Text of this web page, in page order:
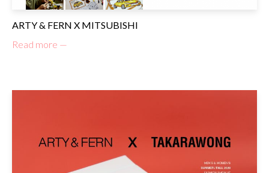
ARTY & FERN X MITSUBISHI
Read more —